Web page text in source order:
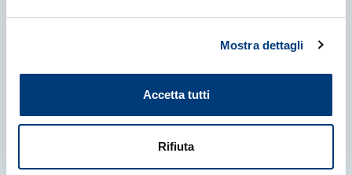
Mostra dettagli
Accetta tutti
Rifiuta